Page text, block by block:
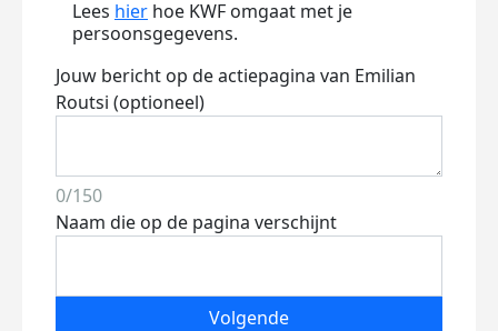
Lees hier hoe KWF omgaat met je
persoonsgegevens.
Jouw bericht op de actiepagina van Emilian
Routsi (optioneel)
0/150
Naam die op de pagina verschijnt
Volgende